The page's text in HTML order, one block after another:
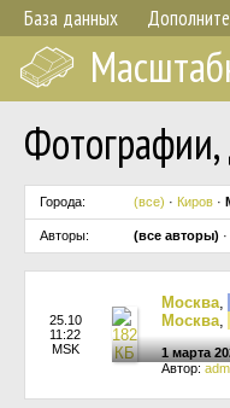
База данных
Города: (все) · Киров ·
Авторы: (все авторы) ·
25.10
11:22
MSK
Москва,
Москва,
1 марта
Автор: